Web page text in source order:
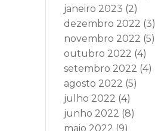
janeiro 2023 (2)
dezembro 2022 (3)
novembro 2022 (5)
outubro 2022 (4)
setembro 2022 (4)
agosto 2022 (5)
julho 2022 (4)
junho 2022 (8)
maio 2022 (9)